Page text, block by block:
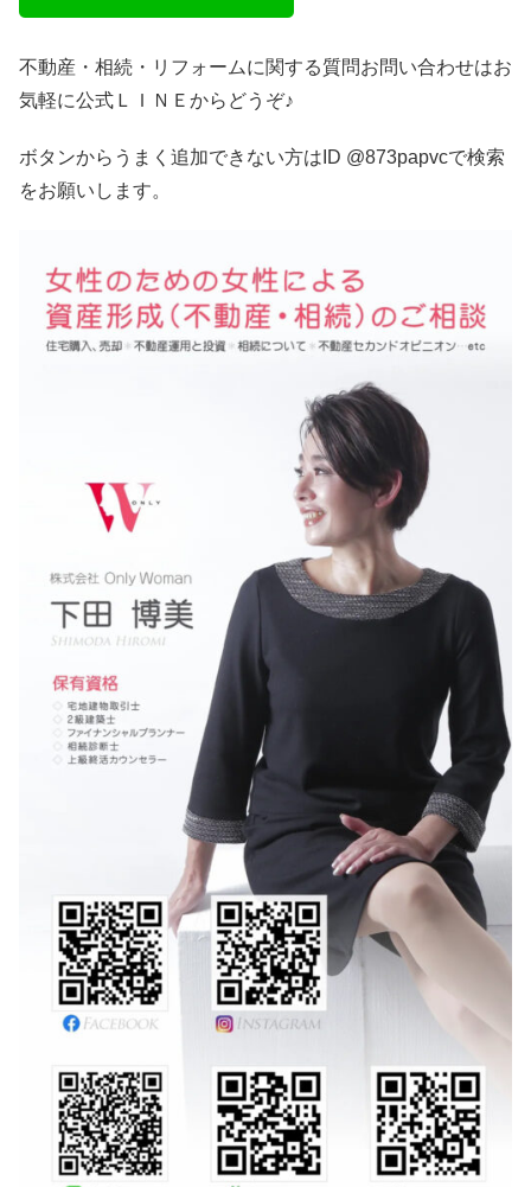
不動産・相続・リフォームに関する質問お問い合わせはお
気軽に公式ＬＩＮＥからどうぞ♪
ボタンからうまく追加できない方はID @873papvcで検索
をお願いします。